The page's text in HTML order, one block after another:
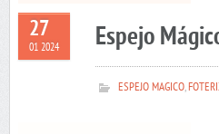
27
01 2024 Espejo
ESPEJO MAGICO,